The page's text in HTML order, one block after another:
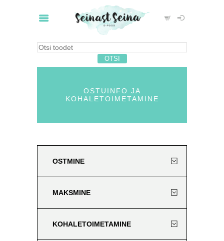
OSTUINFO JA
KOHALETOIMETAMINE
OSTMINE
MAKSMINE
KOHALETOIMETAMINE